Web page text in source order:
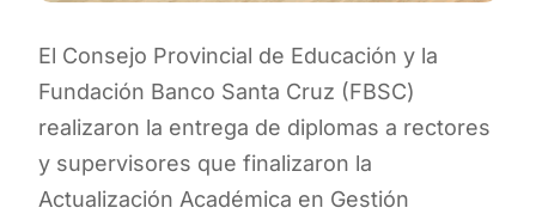
El Consejo Provincial de Educación y la
Fundación Banco Santa Cruz (FBSC)
realizaron la entrega de diplomas a rectores
y supervisores que finalizaron la
Actualización Académica en Gestión